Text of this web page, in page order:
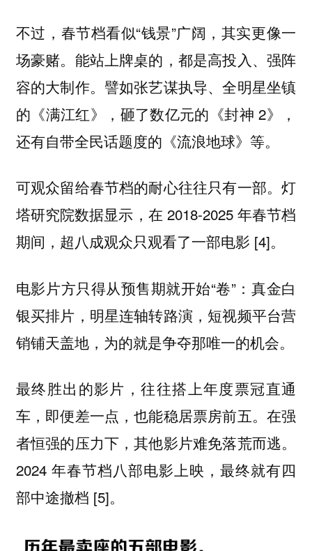
不过，春节档看似“钱景”广阔，其实更像一
场豪赌。能站上牌桌的，都是高投入、强阵
容的大制作。譬如张艺谋执导、全明星坐镇
的《满江红》，砸了数亿元的《封神 2》，
还有自带全民话题度的《流浪地球》等。
可观众留给春节档的耐心往往只有一部。灯
塔研究院数据显示，在 2018-2025 年春节档
期间，超八成观众只观看了一部电影 [4]。
电影片方只得从预售期就开始“卷”：真金白
银买排片，明星连轴转路演，短视频平台营
销铺天盖地，为的就是争夺那唯一的机会。
最终胜出的影片，往往搭上年度票冠直通
车，即便差一点，也能稳居票房前五。在强
者恒强的压力下，其他影片难免落荒而逃。
2024 年春节档八部电影上映，最终就有四
部中途撤档 [5]。